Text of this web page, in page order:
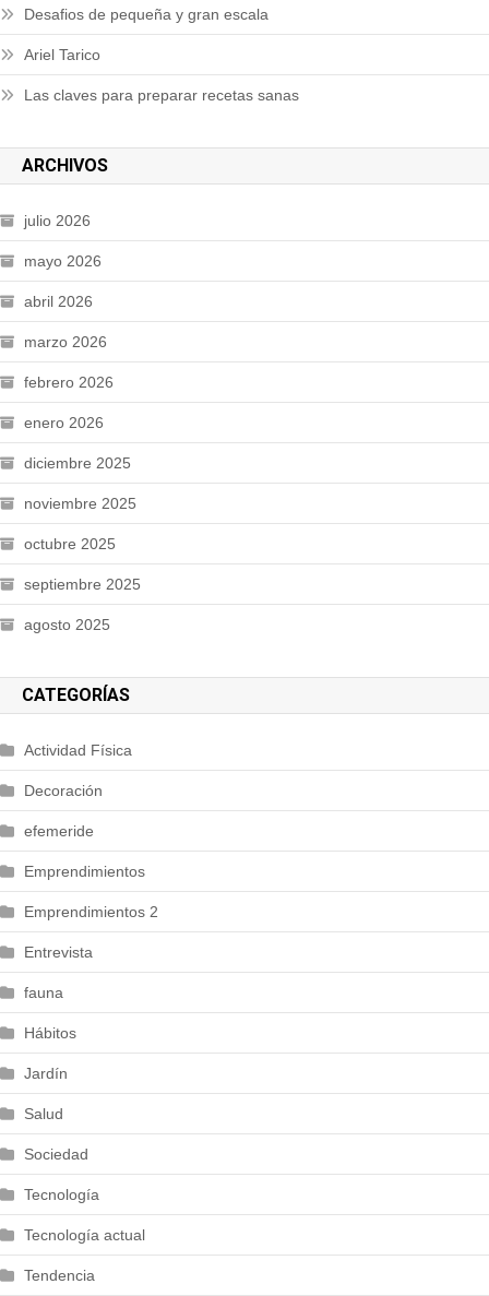
Desafios de pequeña y gran escala
Ariel Tarico
Las claves para preparar recetas sanas
ARCHIVOS
julio 2026
mayo 2026
abril 2026
marzo 2026
febrero 2026
enero 2026
diciembre 2025
noviembre 2025
octubre 2025
septiembre 2025
agosto 2025
CATEGORÍAS
Actividad Física
Decoración
efemeride
Emprendimientos
Emprendimientos 2
Entrevista
fauna
Hábitos
Jardín
Salud
Sociedad
Tecnología
Tecnología actual
Tendencia